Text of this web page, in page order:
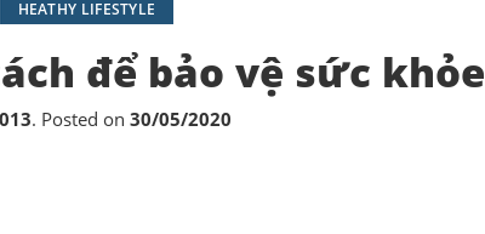
HEATHY LIFESTYLE
để bảo vệ sức khỏe
. Posted on 30/05/2020